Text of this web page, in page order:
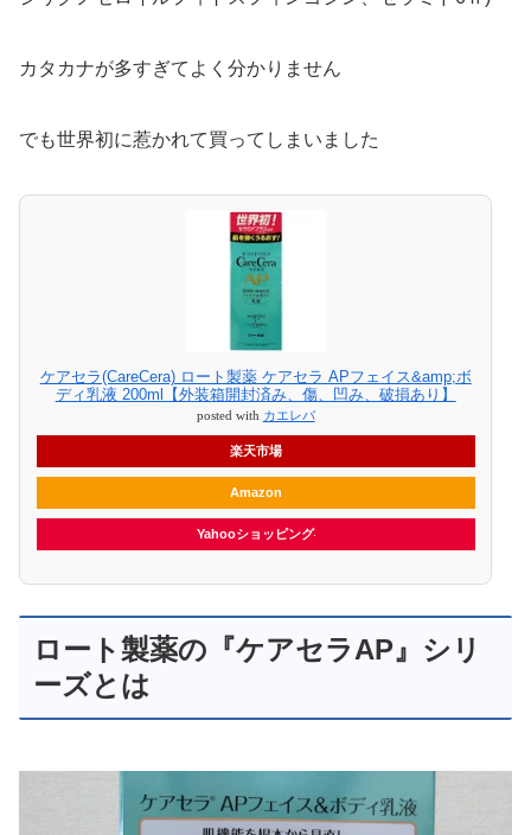
カタカナが多すぎてよく分かりません
でも世界初に惹かれて買ってしまいました
ケアセラ(CareCera) ロート製薬 ケアセラ APフェイス&amp;ボ
ディ乳液 200ml【外装箱開封済み、傷、凹み、破損あり】
posted with カエレバ
楽天市場
Amazon
Yahooショッピング
ロート製薬の『ケアセラAP』シリ
ーズとは